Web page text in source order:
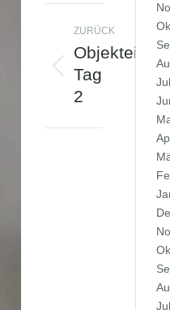
ZURÜCK
Tag
2